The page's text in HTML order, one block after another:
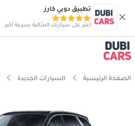
تطبيق دوبي كارز
اعثر على سيارتك المثالية بسرعة أكبر
الصفحة الرئيسية السيارات الجديدة